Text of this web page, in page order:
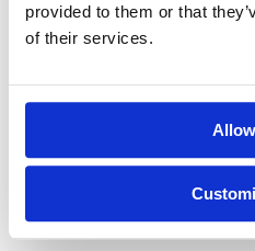
provided to them or that
of their services.
Organisatie
Sociale veiligheid
Privacy & Cookies